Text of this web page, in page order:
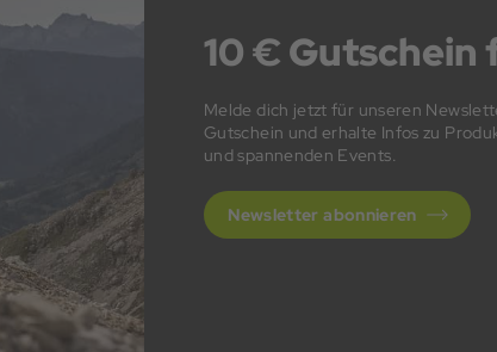
10 € Gutschein
Melde dich jetzt für unseren
Gutschein und erhalte Infos zu
und spannenden Events.
Newsletter abonnieren